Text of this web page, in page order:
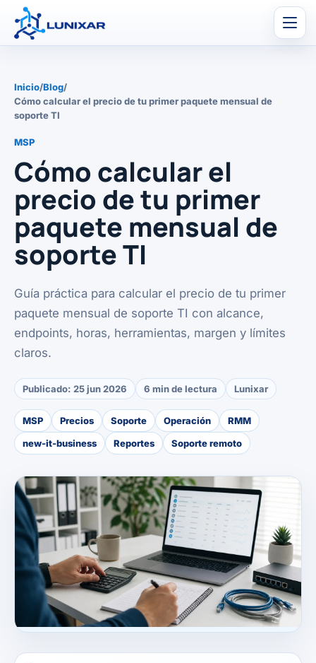
Inicio/Blog/
Cómo calcular el precio de tu primer paquete mensual de
soporte TI
MSP
Cómo calcular el
precio de tu primer
paquete mensual de
soporte TI
Guía práctica para calcular el precio de tu primer
paquete mensual de soporte TI con alcance,
endpoints, horas, herramientas, margen y límites
claros.
Publicado: 25 jun 2026 6 min de lectura Lunixar
MSP Precios Soporte Operación
RMM
new-it-business
Reportes Soporte remoto